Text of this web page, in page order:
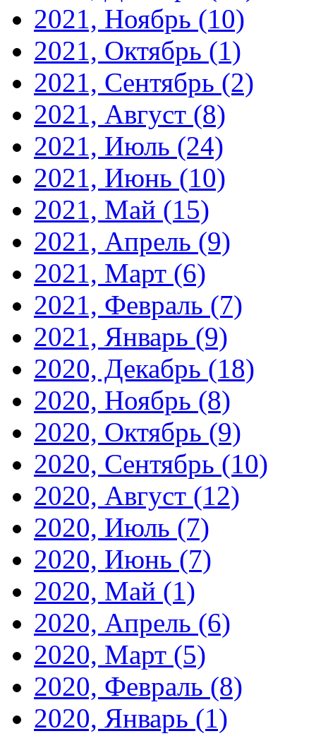
2021, Ноябрь (10)
2021, Октябрь (1)
2021, Сентябрь (2)
2021, Август (8)
2021, Июль (24)
2021, Июнь (10)
2021, Май (15)
2021, Апрель (9)
2021, Март (6)
2021, Февраль (7)
2021, Январь (9)
2020, Декабрь (18)
2020, Ноябрь (8)
2020, Октябрь (9)
2020, Сентябрь (10)
2020, Август (12)
2020, Июль (7)
2020, Июнь (7)
2020, Май (1)
2020, Апрель (6)
2020, Март (5)
2020, Февраль (8)
2020, Январь (1)